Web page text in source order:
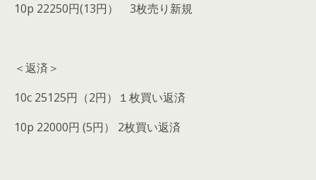
10p 22250円(13円） 3枚売り新規
＜返済＞
10c 25125円（2円）１枚買い返済
10p 22000円 (5円） 2枚買い返済